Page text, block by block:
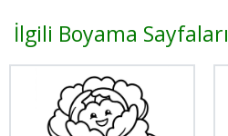
İlgili Boyama Sayfaları